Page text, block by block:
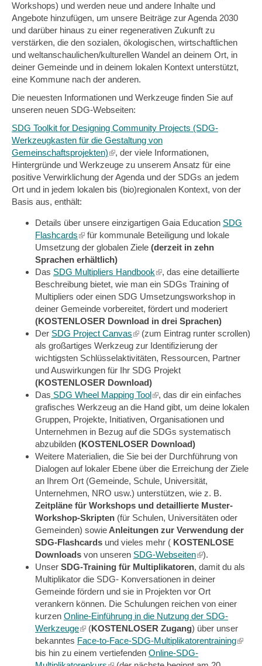
Workshops) und werden neue und andere Inhalte und
Angebote hinzufügen, um unsere Beiträge zur Agenda 2030
und darüber hinaus zu einer regenerativen Zukunft zu
verstärken, die den sozialen, ökologischen, wirtschaftlichen
und weltanschaulichen/kulturellen Wandel an deinem Ort, in
deiner Gemeinde und in deinem lokalen Kontext unterstützt,
eine Kommune nach der anderen.
Die neuesten Informationen und Werkzeuge finden Sie auf
unseren neuen SDG-Webseiten:
SDG Toolkit for Designing Community Projects (SDG-
Werkzeugkasten für die Gestaltung von
Gemeinschaftsprojekten)(link
is
external)
, der viele Informationen,
Hintergründe und Werkzeuge zu unserem Ansatz für eine
positive Verwirklichung der Agenda und der SDGs an jedem
Ort und in jedem lokalen bis (bio)regionalen Kontext, von der
Basis aus, enthält:
Details über unsere einzigartigen Gaia Education SDG
Flashcards(link
is
external)
für kommunale Beteiligung und lokale
Umsetzung der globalen Ziele (derzeit in zehn
Sprachen erhältlich)
Das SDG Multipliers Handbook(link
is
external)
, das eine detaillierte
Beschreibung bietet, wie man ein SDGs Training of
Multipliers oder einen SDG Umsetzungsworkshop in
deiner Gemeinde vorbereitet, fördert und moderiert
(KOSTENLOSER Download in drei Sprachen)
Der SDG Project Canvas(link
is
external)
(zum Eintrag runter scrollen)
als großartiges Werkzeug zur Identifizierung der
wichtigsten Schlüsselaktivitäten, Ressourcen, Partner
und Auswirkungen für Ihr SDG Projekt
(KOSTENLOSER Download)
Das SDG Wheel Mapping Tool(link
is
external)
, das dir ein einfaches
grafisches Werkzeug an die Hand gibt, um deine lokalen
Gruppen, Projekte, Initiativen, Organisationen und
Unternehmen in Bezug auf die SDGs systematisch
abzubilden (KOSTENLOSER Download)
Weitere Materialien, die Sie bei der Durchführung von
Dialogen auf lokaler Ebene über die Erreichung der Ziele
an Ihrem Ort (Gemeinde, Schule, Universität,
Unternehmen, NRO usw.) unterstützen, wie z. B.
Zeitpläne für Workshops und detaillierte Muster-
Workshop-Skripten (für Schulen, Universitäten oder
Gemeinden) sowie Anleitungen zur Verwendung der
SDG-Flashcards und vieles mehr ( KOSTENLOSE
Downloads von unseren SDG-Webseiten(link
is
external)
).
Unser SDG-Training für Multiplikatoren, damit du als
Multiplikator die SDG- Konversationen in deiner
Gemeinde fördern und sie in Projekten vor Ort
verankern können. Die Schulungen reichen von einer
kurzen Online-Einführung in die Nutzung der SDG-
Werkzeuge(link
is
external)
(KOSTENLOSER Zugang) über unser
bekanntes Face-to-Face-SDG-Multiplikatorentraining(link
bis hin zu einem vertiefenden Online-SDG-